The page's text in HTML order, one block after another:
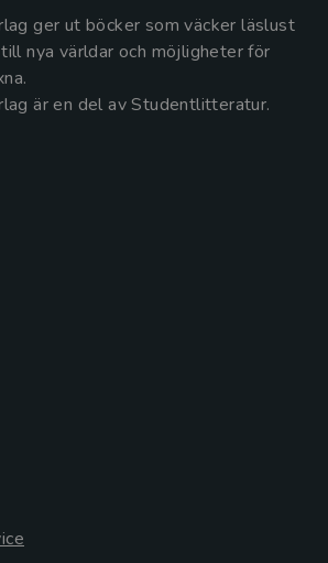
ger ut böcker som väcker läslust
nya världar och möjligheter för
är en del av Studentlitteratur.